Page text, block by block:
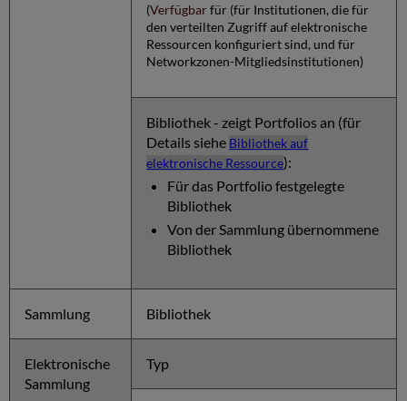
(Verfügbarfür (für Institutionen, die für
den verteilten Zugriff auf elektronische
Ressourcen konfiguriert sind, und für
Networkzonen-Mitgliedsinstitutionen)
Bibliothek - zeigt Portfolios an (für
Details siehe Bibliothek auf
elektronische Ressource):
Für das Portfolio festgelegte
Bibliothek
Von der Sammlung übernommene
Bibliothek
Sammlung Bibliothek
Elektronische
Sammlung
Typ